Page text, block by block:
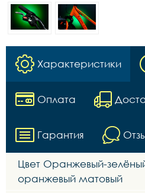
Характеристики
Оплата
Гарантия
Цвет Оранжевый-
оранжевый матовый